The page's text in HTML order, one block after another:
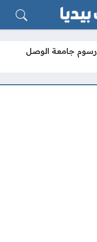
رسوم جامعة الوصل